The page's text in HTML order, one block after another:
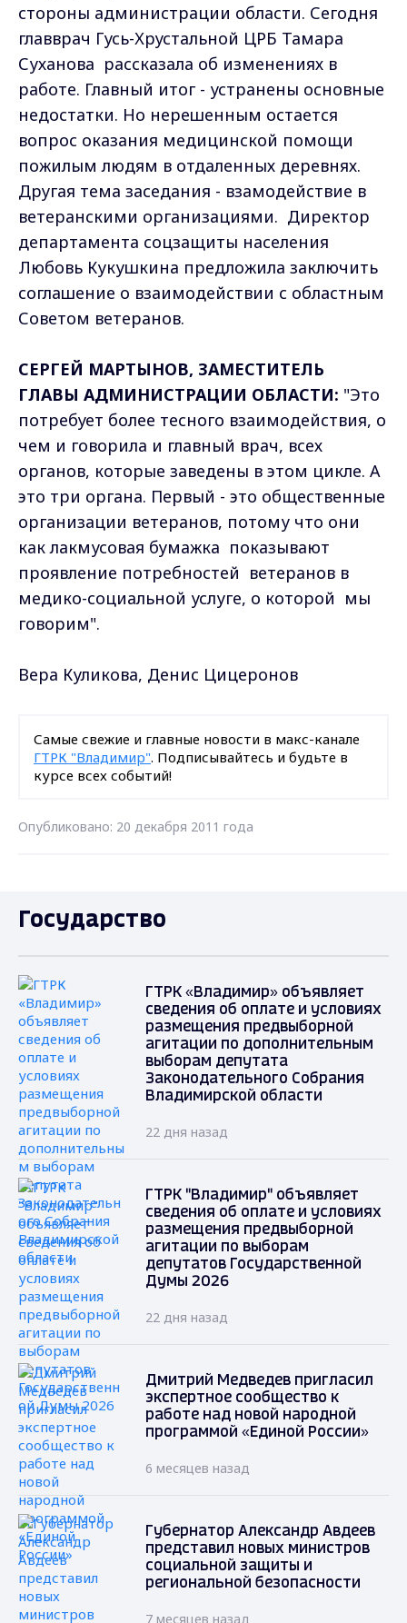
стороны администрации области. Сегодня
главврач Гусь-Хрустальной ЦРБ Тамара
Суханова рассказала об изменениях в
работе. Главный итог - устранены основные
недостатки. Но нерешенным остается
вопрос оказания медицинской помощи
пожилым людям в отдаленных деревнях.
Другая тема заседания - взамодействие в
ветеранскими организациями. Директор
департамента соцзащиты населения
Любовь Кукушкина предложила заключить
соглашение о взаимодействии с областным
Советом ветеранов.
СЕРГЕЙ МАРТЫНОВ, ЗАМЕСТИТЕЛЬ
ГЛАВЫ АДМИНИСТРАЦИИ ОБЛАСТИ: "Это
потребует более тесного взаимодействия, о
чем и говорила и главный врач, всех
органов, которые заведены в этом цикле. А
это три органа. Первый - это общественные
организации ветеранов, потому что они
как лакмусовая бумажка показывают
проявление потребностей ветеранов в
медико-социальной услуге, о которой мы
говорим".
Вера Куликова, Денис Цицеронов
Самые свежие и главные новости в макс-канале
ГТРК "Владимир". Подписывайтесь и будьте в
курсе всех событий!
Опубликовано: 20 декабря 2011 года
Государство
ГТРК «Владимир» объявляет
сведения об оплате и условиях
размещения предвыборной
агитации по дополнительным
выборам депутата
Законодательного Собрания
Владимирской области
22 дня назад
ГТРК "Владимир" объявляет
сведения об оплате и условиях
размещения предвыборной
агитации по выборам
депутатов Государственной
Думы 2026
22 дня назад
Дмитрий Медведев пригласил
экспертное сообщество к
работе над новой народной
программой «Единой России»
6 месяцев назад
Губернатор Александр Авдеев
представил новых министров
социальной защиты и
региональной безопасности
7 месяцев назад